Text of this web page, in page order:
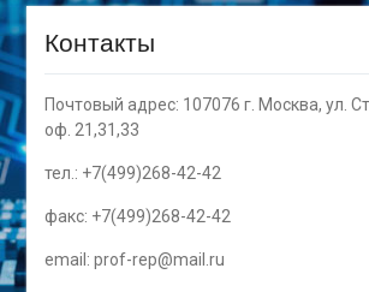
Контакты
Почтовый адрес: 107076 г. Москва, ул.
оф. 21,31,33
тел.: +7(499)268-42-42
факс: +7(499)268-42-42
email: prof-rep@mail.ru